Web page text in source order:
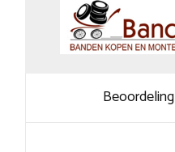
Beoordeling